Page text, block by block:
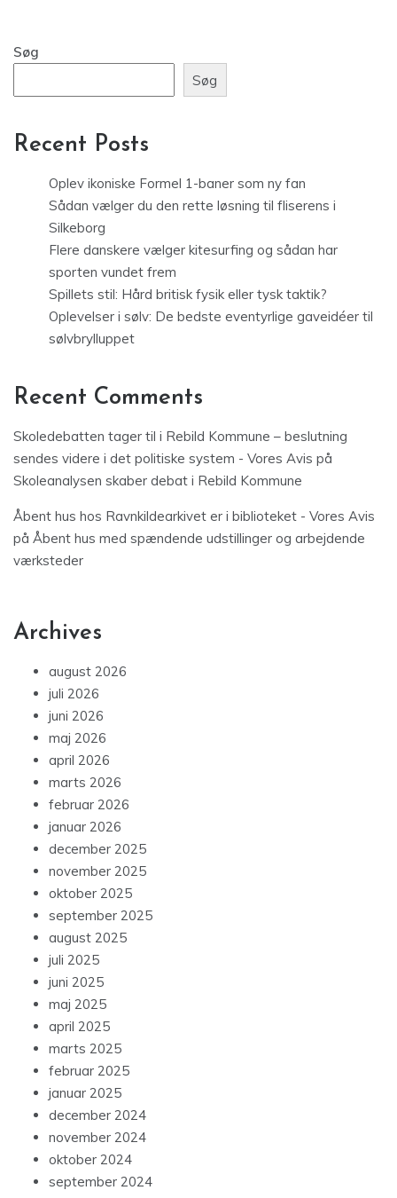
Søg
Søg
Recent Posts
Oplev ikoniske Formel 1-baner som ny fan
Sådan vælger du den rette løsning til fliserens i
Silkeborg
Flere danskere vælger kitesurfing og sådan har
sporten vundet frem
Spillets stil: Hård britisk fysik eller tysk taktik?
Oplevelser i sølv: De bedste eventyrlige gaveidéer til
sølvbrylluppet
Recent Comments
Skoledebatten tager til i Rebild Kommune – beslutning
sendes videre i det politiske system - Vores Avis på
Skoleanalysen skaber debat i Rebild Kommune
Åbent hus hos Ravnkildearkivet er i biblioteket - Vores Avis
på Åbent hus med spændende udstillinger og arbejdende
værksteder
Archives
august 2026
juli 2026
juni 2026
maj 2026
april 2026
marts 2026
februar 2026
januar 2026
december 2025
november 2025
oktober 2025
september 2025
august 2025
juli 2025
juni 2025
maj 2025
april 2025
marts 2025
februar 2025
januar 2025
december 2024
november 2024
oktober 2024
september 2024